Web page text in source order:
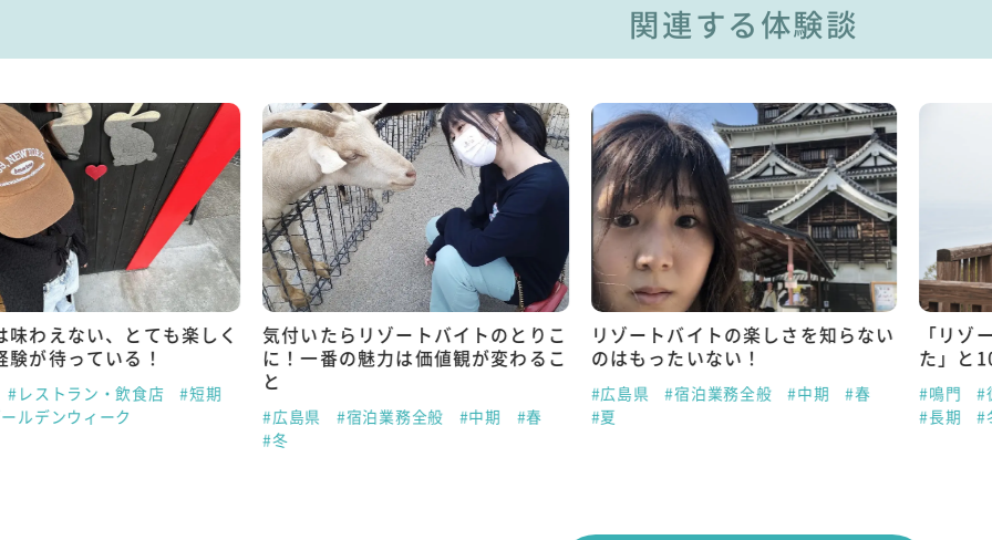
関連する体験談
味わえない、とても楽しく
験が待っている！
#レストラン・飲食店
#短期
ルデンウィーク
気付いたらリゾートバイトのとりこ
に！一番の魅力は価値観が変わるこ
と
#広島県 #宿泊業務全般 #中期
#春
#冬
リゾートバイトの楽しさを知らない
のはもったいない！
#広島県 #宿泊業務全般 #中期
#春
#夏
「リゾ
た」と
#鳴門
#
#長期
#